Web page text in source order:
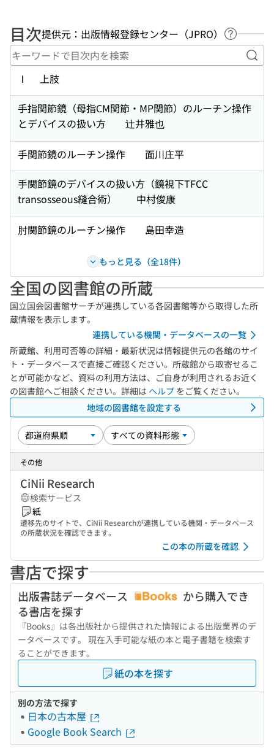
目次提供元：出版情報登録センター（JPRO）
ヘルプペ
キ
Ⅰ 上肢
手指関節鏡（母指CM関節・MP関節）のルーチン操作
とデバイスの扱い方 辻井雅也
手関節鏡のルーチン操作 面川庄平
手関節鏡のデバイスの扱い方（鏡視下TFCC
transosseous縫合術） 中村俊康
肘関節鏡のルーチン操作 島田幸造
もっと見る（全18件）
全国の図書館の所蔵
国立国会図書館サーチが連携している各図書館等から取得した所
蔵情報を表示します。
連携している機関・データベースの一覧
所蔵館、利用可否等の詳細・最新状況は情報提供元の各館のサイ
ト・データベースで直接ご確認ください。所蔵館から取寄せるこ
とが可能かなど、資料の利用方法は、ご自身が利用されるお近く
の図書館へご相談ください。詳細は ヘルプ をご覧ください。
地域の図書館を設定する
その他
CiNii Research
検索サービス
紙
遷移先のサイトで、CiNii Researchが連携している機関・データベース
の所蔵状況を確認できます。
この本の所蔵を確認
書店で探す
出版書誌データベース
から購入でき
る書店を探す
『Books』は各出版社から提供された情報による出版業界のデ
ータベースです。 現在入手可能な紙の本と電子書籍を検索す
ることができます。
紙の本を探す
別の方法で探す
日本の古本屋
Google Book Search